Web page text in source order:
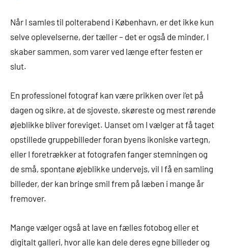
Når I samles til polterabend i København, er det ikke kun
selve oplevelserne, der tæller – det er også de minder, I
skaber sammen, som varer ved længe efter festen er
slut.
En professionel fotograf kan være prikken over i’et på
dagen og sikre, at de sjoveste, skøreste og mest rørende
øjeblikke bliver foreviget. Uanset om I vælger at få taget
opstillede gruppebilleder foran byens ikoniske vartegn,
eller I foretrækker at fotografen fanger stemningen og
de små, spontane øjeblikke undervejs, vil I få en samling
billeder, der kan bringe smil frem på læben i mange år
fremover.
Mange vælger også at lave en fælles fotobog eller et
digitalt galleri, hvor alle kan dele deres egne billeder og